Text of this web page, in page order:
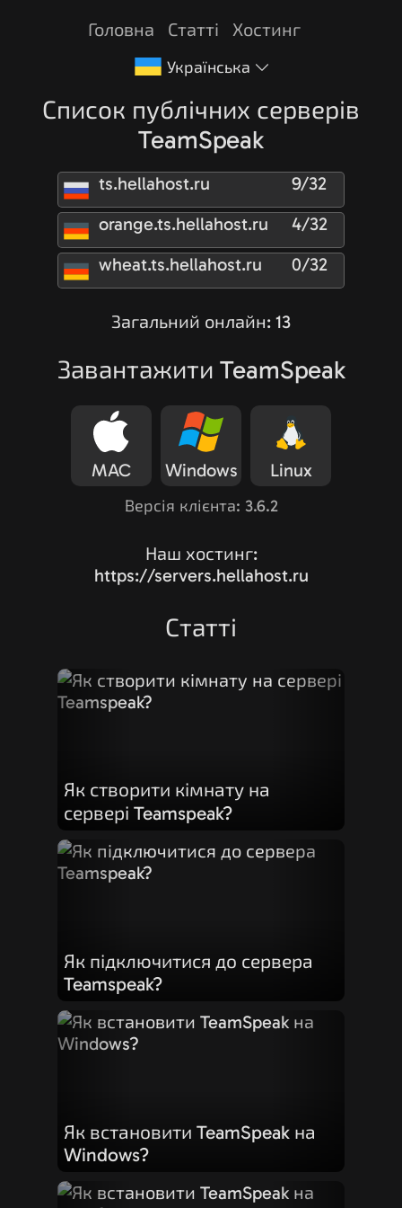
Головна Статті Хостинг
Українська
Список публічних серверів
TeamSpeak
ts.hellahost.ru
9/32
orange.ts.hellahost.ru
4/32
wheat.ts.hellahost.ru
0/32
Загальний онлайн: 13
Завантажити TeamSpeak
MAC Windows Linux
Версія клієнта: 3.6.2
Наш хостинг:
https://servers.hellahost.ru
Статті
Як створити кімнату на
сервері Teamspeak?
Як підключитися до сервера
Teamspeak?
Як встановити TeamSpeak на
Windows?